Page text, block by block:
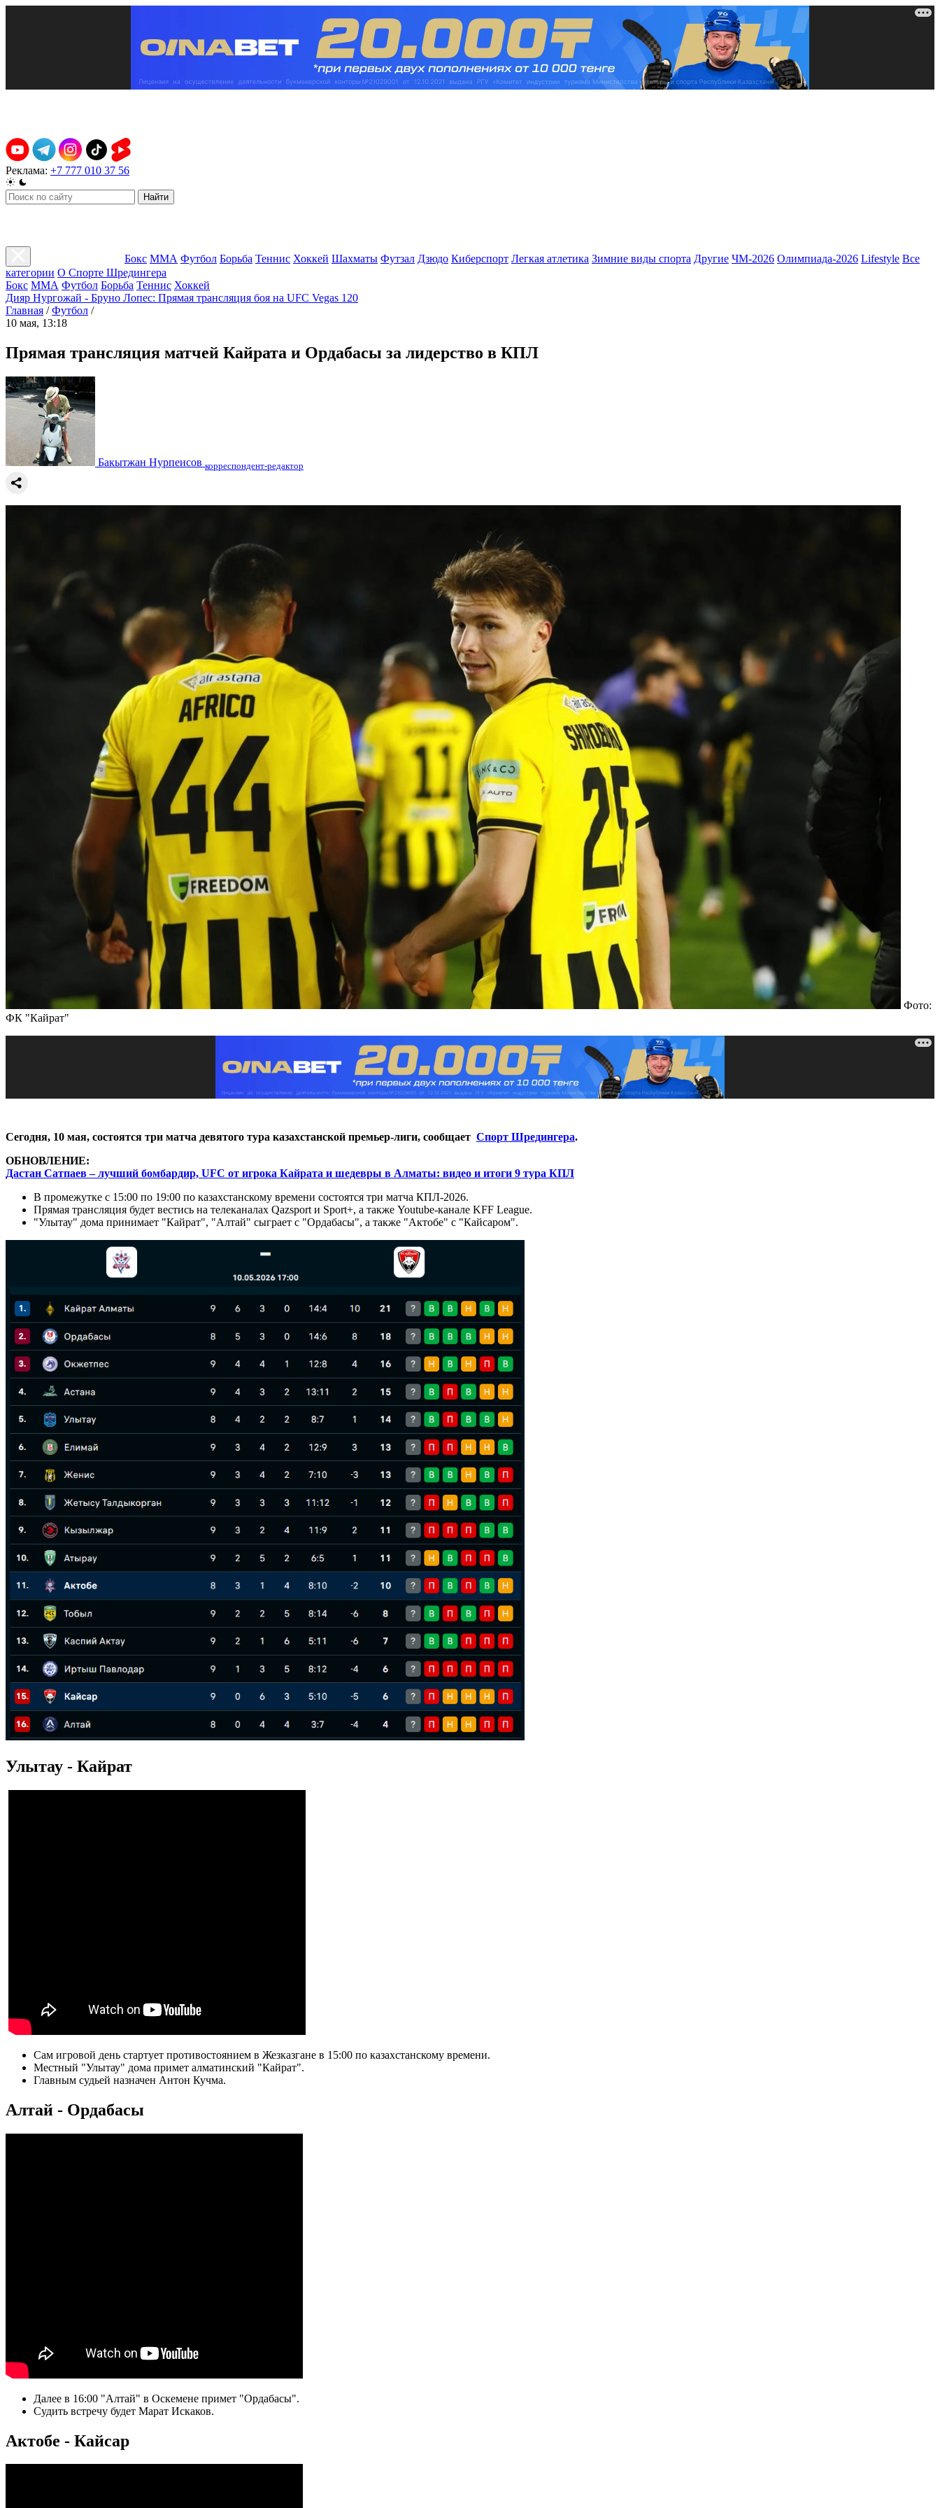
Реклама: +7 777 010 37 56
Найти
Бокс ММА Футбол Борьба Теннис Хоккей Шахматы Футзал Дзюдо Киберспорт Легкая атлетика Зимние виды спорта Другие ЧМ-2026 Олимпиада-2026 Lifestyle Все
категории О Спорте Шредингера
Бокс ММА Футбол Борьба Теннис Хоккей
Дияр Нургожай - Бруно Лопес: Прямая трансляция боя на UFC Vegas 120
Главная / Футбол /
10 мая, 13:18
Прямая трансляция матчей Кайрата и Ордабасы за лидерство в КПЛ
Бакытжан Нурпеисов корреспондент-редактор
Фото:
ФК "Кайрат"
Сегодня, 10 мая, состоятся три матча девятого тура казахстанской премьер-лиги, сообщает Спорт Шредингера.
ОБНОВЛЕНИЕ:
Дастан Сатпаев – лучший бомбардир, UFC от игрока Кайрата и шедевры в Алматы: видео и итоги 9 тура КПЛ
В промежутке с 15:00 по 19:00 по казахстанскому времени состоятся три матча КПЛ-2026.
Прямая трансляция будет вестись на телеканалах Qazsport и Sport+, а также Youtube-канале KFF League.
"Улытау" дома принимает "Кайрат", "Алтай" сыграет с "Ордабасы", а также "Актобе" с "Кайсаром".
Улытау - Кайрат
Сам игровой день стартует противостоянием в Жезказгане в 15:00 по казахстанскому времени.
Местный "Улытау" дома примет алматинский "Кайрат".
Главным судьей назначен Антон Кучма.
Алтай - Ордабасы
Далее в 16:00 "Алтай" в Оскемене примет "Ордабасы".
Судить встречу будет Марат Искаков.
Актобе - Кайсар